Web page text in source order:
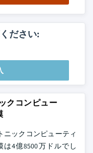
ださい:
クコンピュー
ニックコンピューティ
4億8500万ドルでし